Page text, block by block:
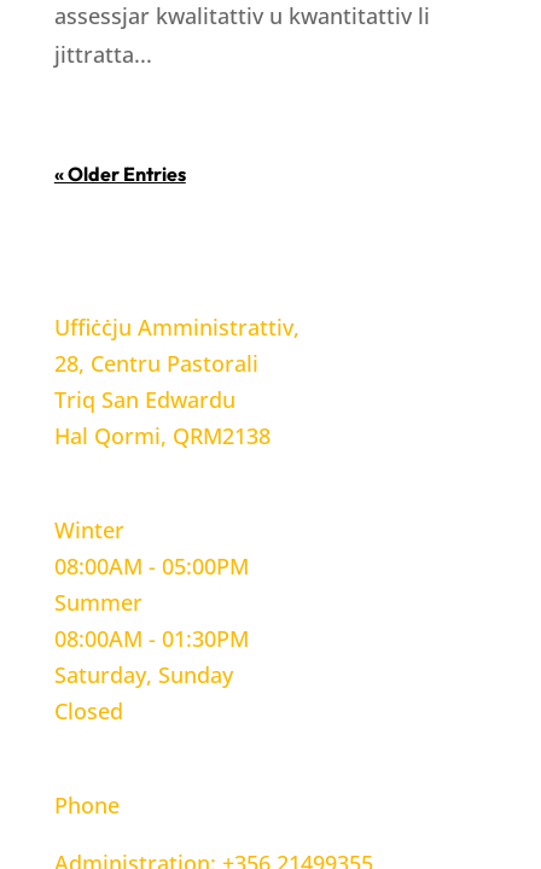
assessjar kwalitattiv u kwantitattiv li
jittratta...
« Older Entries
Uffiċċju Amministrattiv,
28, Centru Pastorali
Triq San Edwardu
Hal Qormi, QRM2138
Winter
08:00AM - 05:00PM
Summer
08:00AM - 01:30PM
Saturday, Sunday
Closed
Phone
Administration: +356 21499355